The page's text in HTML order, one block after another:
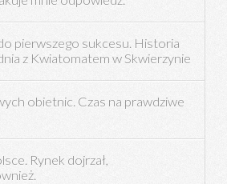
pierwszego sukcesu. Historia
z Kwiatomatem w Skwierzynie
obietnic. Czas na prawdziwe
Rynek dojrzał,